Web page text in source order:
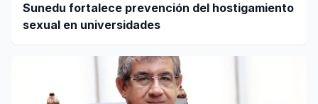
Sunedu fortalece prevención del hostigamiento
sexual en universidades